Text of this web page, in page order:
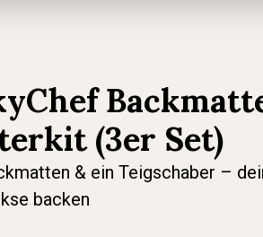
(3er Set)
& ein Teigschaber –
backen